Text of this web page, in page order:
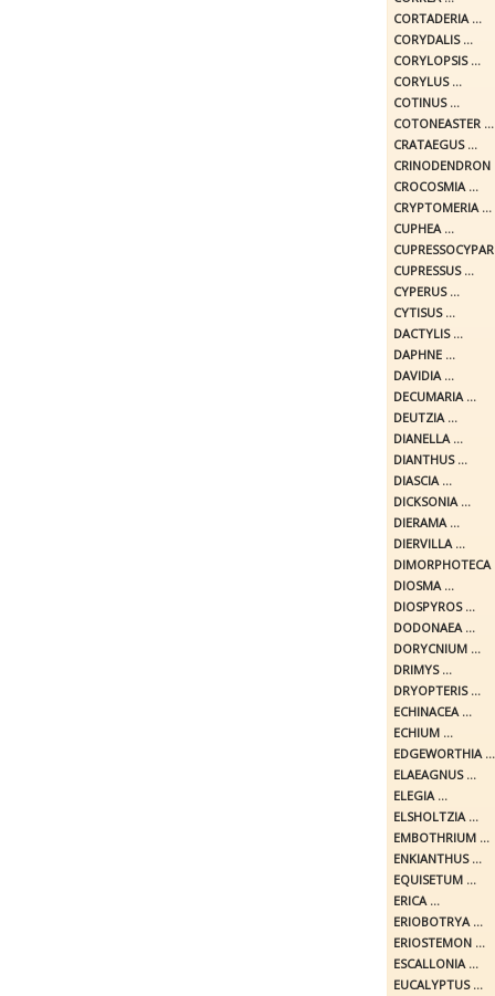
CORTADERIA ...
CORYDALIS ...
CORYLOPSIS ...
CORYLUS ...
COTINUS ...
COTONEASTER ...
CRATAEGUS ...
CRINODENDRON
CROCOSMIA ...
CRYPTOMERIA ...
CUPHEA ...
CUPRESSUS ...
CYPERUS ...
CYTISUS ...
DACTYLIS ...
DAPHNE ...
DAVIDIA ...
DECUMARIA ...
DEUTZIA ...
DIANELLA ...
DIANTHUS ...
DIASCIA ...
DICKSONIA ...
DIERAMA ...
DIERVILLA ...
DIMORPHOTECA
DIOSMA ...
DIOSPYROS ...
DODONAEA ...
DORYCNIUM ...
DRIMYS ...
DRYOPTERIS ...
ECHINACEA ...
ECHIUM ...
EDGEWORTHIA ...
ELAEAGNUS ...
ELEGIA ...
ELSHOLTZIA ...
EMBOTHRIUM ...
ENKIANTHUS ...
EQUISETUM ...
ERICA ...
ERIOBOTRYA ...
ERIOSTEMON ...
ESCALLONIA ...
EUCALYPTUS ...